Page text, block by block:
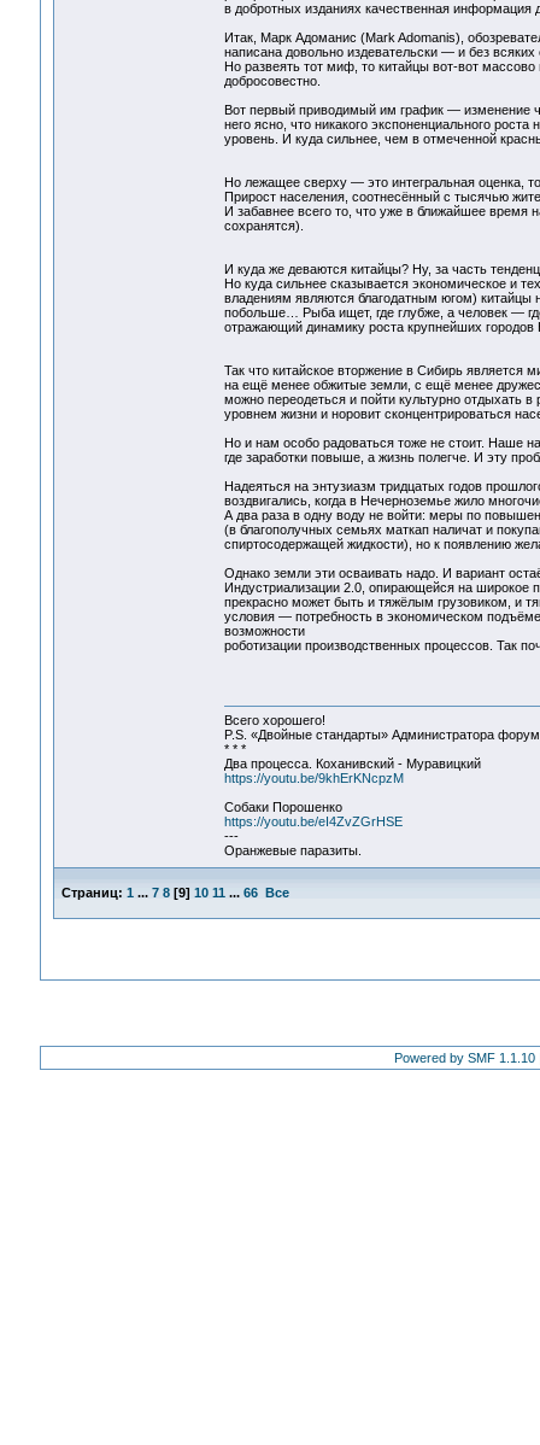
в добротных изданиях качественная информация
Итак, Марк Адоманис (Mark Adomanis),
написана довольно издевательски — и без
Но развеять тот миф, то китайцы вот-вот
добросовестно.
Вот первый приводимый им график — изменение
него ясно, что никакого экспоненциального
уровень. И куда сильнее, чем в отмеченной
Но лежащее сверху — это интегральная оценка,
Прирост населения, соотнесённый с тысячью
И забавнее всего то, что уже в ближайшее время
сохранятся).
И куда же деваются китайцы? Ну, за часть
Но куда сильнее сказывается экономическое и
владениям являются благодатным югом) китайцы
побольше… Рыба ищет, где глубже, а человек —
отражающий динамику роста крупнейших городов
Так что китайское вторжение в Сибирь
на ещё менее обжитые земли, с ещё менее
можно переодеться и пойти культурно отдыхать
уровнем жизни и норовит сконцентрироваться
Но и нам особо радоваться тоже не стоит. Наше
где заработки повыше, а жизнь полегче. И эту
Надеяться на энтузиазм тридцатых годов
воздвигались, когда в Нечерноземье жило
А два раза в одну воду не войти: меры по
(в благополучных семьях маткап наличат и
спиртосодержащей жидкости), но к появлению
Однако земли эти осваивать надо. И вариант
Индустриализации 2.0, опирающейся на широкое
прекрасно может быть и тяжёлым грузовиком, и
условия — потребность в экономическом
возможности
роботизации производственных процессов. Так
Всего хорошего!
P.S. «Двойные стандарты» Администратора
* * *
Два процесса. Коханивский - Муравицкий
https://youtu.be/9khErKNcpzM
Собаки Порошенко
https://youtu.be/eI4ZvZGrHSE
---
Оранжевые паразиты.
Страниц: 1 ... 7 8[9] 10 11 ... 66 Все
Powered by SMF 1.1.10